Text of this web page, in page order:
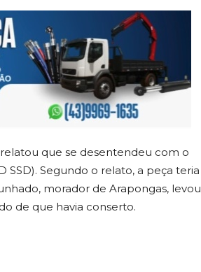
que se desentendeu com o
Segundo o relato, a peça teria
morador de Arapongas, levou
de que havia conserto.